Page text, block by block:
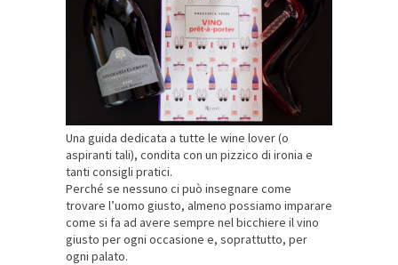
Una guida dedicata a tutte le wine lover (o
aspiranti tali), condita con un pizzico di ironia e
tanti consigli pratici.
Perché se nessuno ci può insegnare come
trovare l’uomo giusto, almeno possiamo imparare
come si fa ad avere sempre nel bicchiere il vino
giusto per ogni occasione e, soprattutto, per
ogni palato.